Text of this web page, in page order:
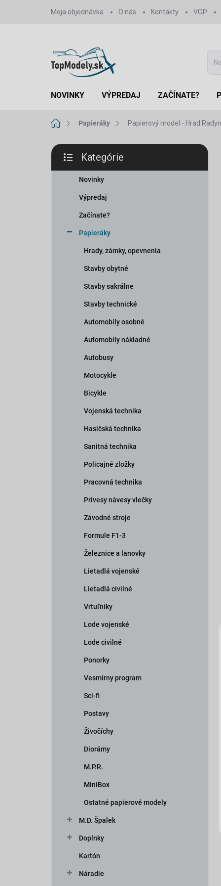
Moja objednávka O nás Kontakty VOP
NOVINKY VÝPREDAJ ZAČÍNATE?
DomovPapieráky Papierový model - Hrad
B
č
kategórie
Kategórie
Novinky
Výpredaj
Začínate?
Papieráky
Hrady, zámky, opevnenia
Stavby obytné
Stavby sakrálne
Stavby technické
Automobily osobné
Automobily nákladné
Autobusy
Motocykle
Bicykle
Vojenská technika
Hasičská technika
Sanitná technika
Policajné zložky
Pracovná technika
Prívesy návesy vlečky
Závodné stroje
Formule F1-3
Železnice a lanovky
Lietadlá vojenské
Lietadlá civilné
Vrtuľníky
Lode vojenské
Lode civilné
Ponorky
Vesmírny program
Sci-fi
Postavy
Živočíchy
Diorámy
M.P.R.
MiniBox
Ostatné papierové modely
M.D. Špalek
Doplnky
Kartón
Náradie